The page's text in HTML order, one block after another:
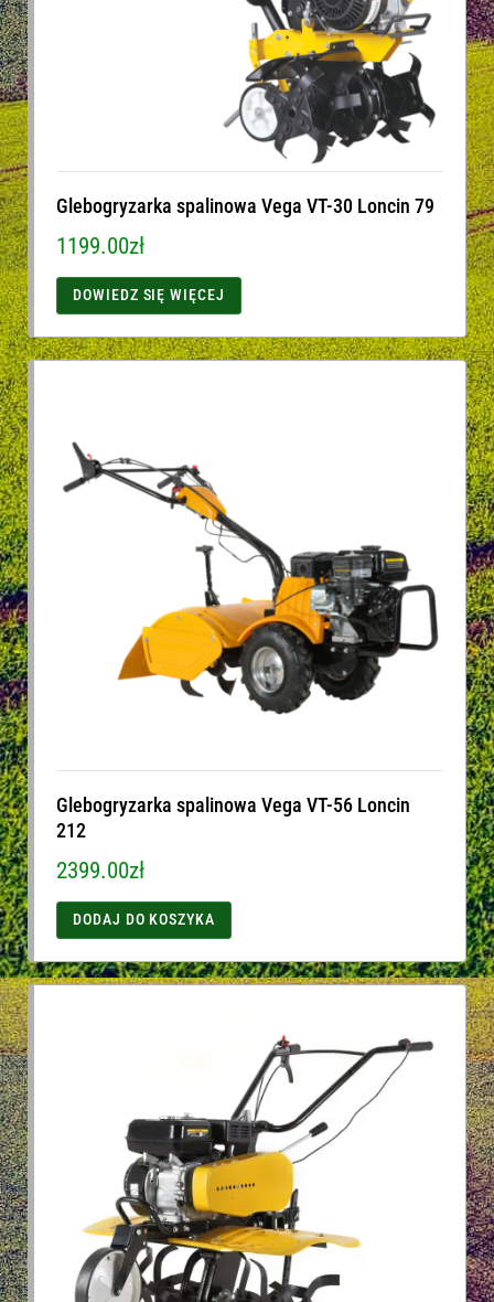
Glebogryzarka spalinowa Vega VT-30 Loncin 79
1199.00zł
DOWIEDZ SIĘ WIĘCEJ
Glebogryzarka spalinowa Vega VT-56 Loncin
212
2399.00zł
DODAJ DO KOSZYKA